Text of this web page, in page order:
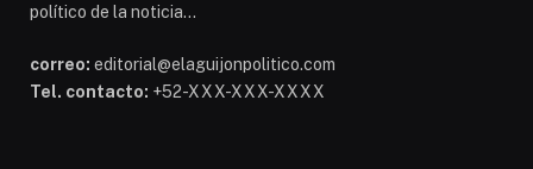
político de la noticia...
correo: editorial@elaguijonpolitico.com
Tel. contacto: +52-XXX-XXX-XXXX